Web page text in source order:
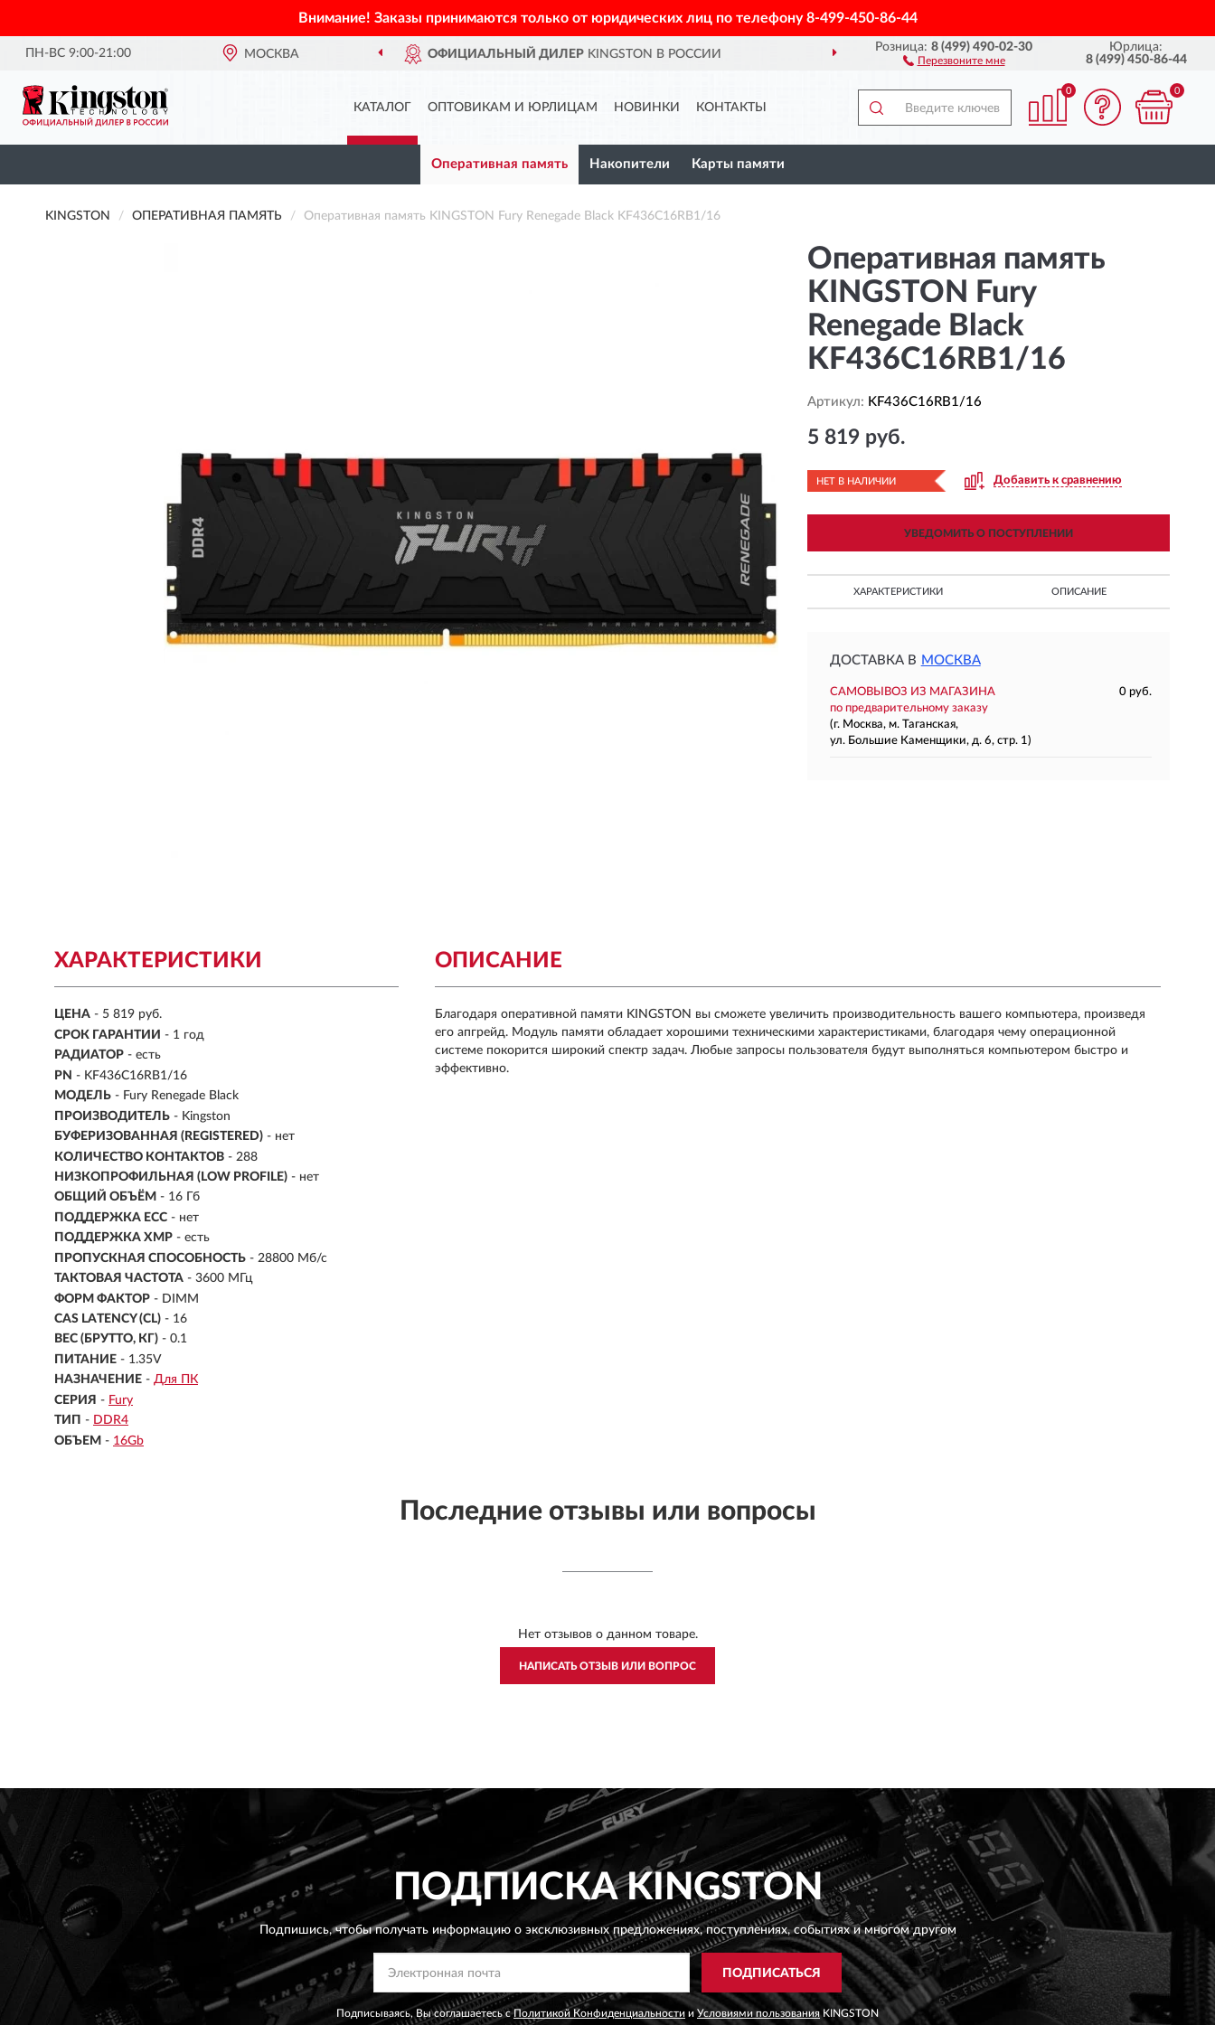
Внимание! Заказы принимаются только от юридических лиц по телефону8-499-450-86-44
ПН-ВС 9:00-21:00 МОСКВА
ОФИЦИАЛЬНЫЙ ДИЛЕР KINGSTON В РОССИИ ДОСТАВИМ ПО ВСЕЙ РОССИИ ПОЛНЫЙ
Розница:8 (499) 490-02-30
Перезвоните мне
Юрлица:
8 (499) 450-86-44
КАТАЛОГ ОПТОВИКАМ И ЮРЛИЦАМ НОВИНКИ КОНТАКТЫ
0 0
Оперативная память Накопители Карты памяти
KINGSTON ОПЕРАТИВНАЯ ПАМЯТЬ Оперативная память KINGSTON Fury Renegade Black KF436C16RB1/16
Оперативная память
KINGSTON Fury
Renegade Black
KF436C16RB1/16
Артикул: KF436C16RB1/16
5 819 руб.
НЕТ В НАЛИЧИИ Добавить к сравнению
УВЕДОМИТЬ О ПОСТУПЛЕНИИ
ХАРАКТЕРИСТИКИ ОПИСАНИЕ
ДОСТАВКА В МОСКВА
САМОВЫВОЗ ИЗ МАГАЗИНА
0 руб.
по предварительному заказу
(г. Москва, м. Таганская,
ул. Большие Каменщики, д. 6, стр. 1)
ХАРАКТЕРИСТИКИ
ЦЕНА - 5 819 руб.
СРОК ГАРАНТИИ - 1 год
РАДИАТОР - есть
PN - KF436C16RB1/16
МОДЕЛЬ - Fury Renegade Black
ПРОИЗВОДИТЕЛЬ - Kingston
БУФЕРИЗОВАННАЯ (REGISTERED) - нет
КОЛИЧЕСТВО КОНТАКТОВ - 288
НИЗКОПРОФИЛЬНАЯ (LOW PROFILE) - нет
ОБЩИЙ ОБЪЁМ - 16 Гб
ПОДДЕРЖКА ECC - нет
ПОДДЕРЖКА XMP - есть
ПРОПУСКНАЯ СПОСОБНОСТЬ - 28800 Мб/с
ТАКТОВАЯ ЧАСТОТА - 3600 МГц
ФОРМ ФАКТОР - DIMM
CAS LATENCY (CL) - 16
ВЕС (БРУТТО, КГ) - 0.1
ПИТАНИЕ - 1.35V
НАЗНАЧЕНИЕ - Для ПК
СЕРИЯ - Fury
ТИП - DDR4
ОБЪЕМ - 16Gb
ОПИСАНИЕ
Благодаря оперативной памяти KINGSTON вы сможете увеличить производительность вашего компьютера, произведя
его апгрейд. Модуль памяти обладает хорошими техническими характеристиками, благодаря чему операционной
системе покорится широкий спектр задач. Любые запросы пользователя будут выполняться компьютером быстро и
эффективно.
Последние отзывы или вопросы
Нет отзывов о данном товаре.
НАПИСАТЬ ОТЗЫВ ИЛИ ВОПРОС
ПОДПИСКАKINGSTON
Подпишись, чтобы получать информацию о эксклюзивных предложениях,поступлениях, событиях и многом другом
ПОДПИСАТЬСЯ
Подписываясь, Вы соглашаетесь сПолитикой Конфиденциальности иУсловиями пользованияKINGSTON